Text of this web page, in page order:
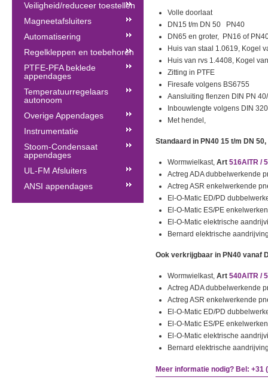
Volle doorlaat
DN15 t/m DN 50 PN40
DN65 en groter, PN16 of
Huis van staal 1.0619, Kogel
Huis van rvs 1.4408, Kogel
Zitting in PTFE
Firesafe volgens BS6755
Aansluiting flenzen DIN PN
Inbouwlengte volgens DIN
Met hendel,
Standaard in PN40 15 t/m DN
Wormwielkast, Art 516AITR /
Actreg ADA dubbelwerkende
Actreg ASR enkelwerkende
El-O-Matic ED/PD
El-O-Matic ES/PE
El-O-Matic elektrische
Bernard elektrische
Ook verkrijgbaar in PN40 vanaf
Wormwielkast, Art 540AITR /
Actreg ADA dubbelwerkende
Actreg ASR enkelwerkende
El-O-Matic ED/PD
El-O-Matic ES/PE
El-O-Matic elektrische
Bernard elektrische
Meer informatie nodig? Bel: +31
Veiligheid/reduceer toestellen
Magneetafsluiters
Automatisering
Regelkleppen en toebehoren
PTFE-PFA beklede
appendages
Temperatuurregelaars
autonoom
Overige Appendages
Instrumentatie
Stoom-Condensaat
appendages
UL-FM Afsluiters
ANSI appendages